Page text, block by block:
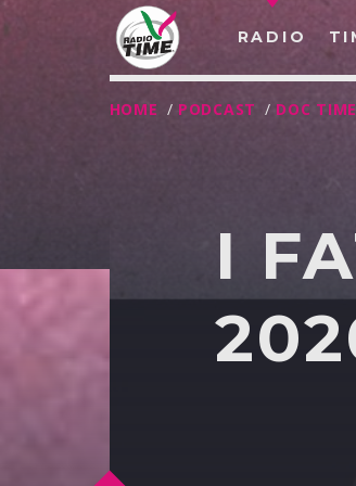
RADIO
HOME / PODCAST / DOC TIME
I